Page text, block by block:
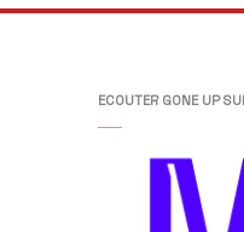
ECOUTER GONE UP